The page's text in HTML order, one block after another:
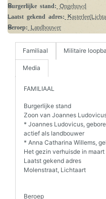
Burgerlijke stand: Ongehuwd
Laatst gekend adres:
Beroep: Landbouwer
Familiaal Militaire
Media
FAMILIAAL
Burgerlijke stand
Zoon van Joannes
* Joannes Ludovicus,
actief als landbouwer
* Anna Catharina Willems,
Het gezin verhuisde in
Laatst gekend adres
Molenstraat, Lichtaart
Beroep